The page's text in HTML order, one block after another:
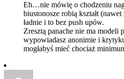
Eh…nie mówię o chodzeniu
biustonosze robią kształt
ładnie i to bez push upów.
Zresztą panache nie ma modeli
wypowiadasz anonimie i
mogłabyś mieć chociaż